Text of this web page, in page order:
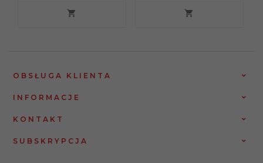
OBSŁUGA KLIENTA
INFORMACJE
KONTAKT
SUBSKRYPCJA